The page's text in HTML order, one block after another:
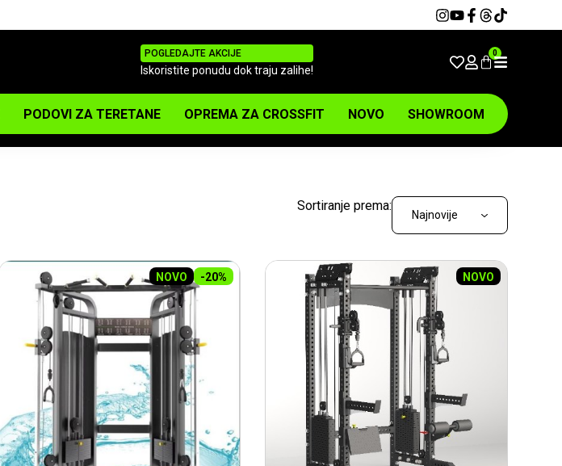
POGLEDAJTE AKCIJE
Iskoristite ponudu dok traju zalihe!
0
PODOVI ZA TERETANE OPREMA ZA CROSSFIT NOVO SHOWROOM
Sortiranje prema:
-20%
NOVO NOVO